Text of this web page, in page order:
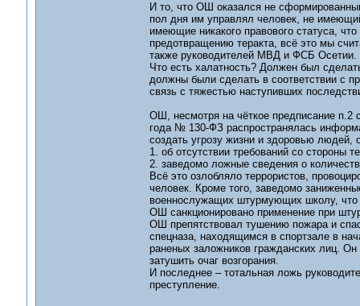
И то, что ОШ оказался не
пол дня им управлял человек, не
имеющие никакого правового статуса,
предотвращению теракта, всё это мы
также руководителей МВД и ФСБ Осетии.
Что есть халатность? Должен был
должны были сделать в соответствии с
связь с тяжестью наступивших
ОШ, несмотря на чёткое предписание п.2
года № 130-ФЗ распространялась
создать угрозу жизни и здоровью людей,
1. об отсутствии требований со стороны
2. заведомо ложные сведения о
Всё это озлобляло террористов,
человек. Кроме того, заведомо
военнослужащих штурмующих школу, что
ОШ санкционировано применение при
ОШ препятствовал тушению пожара и
спецназа, находящимся в спортзале в
раненых заложников гражданских лиц.
затушить очаг возгорания.
И последнее – тотальная ложь
преступление.